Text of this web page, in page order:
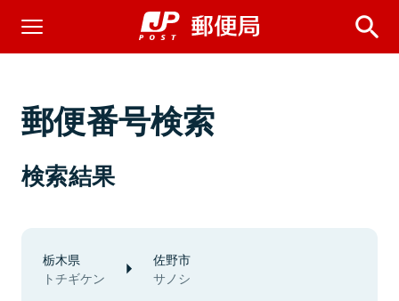
郵便番号検索
検索結果
栃木県
トチギケン
佐野市
サノシ